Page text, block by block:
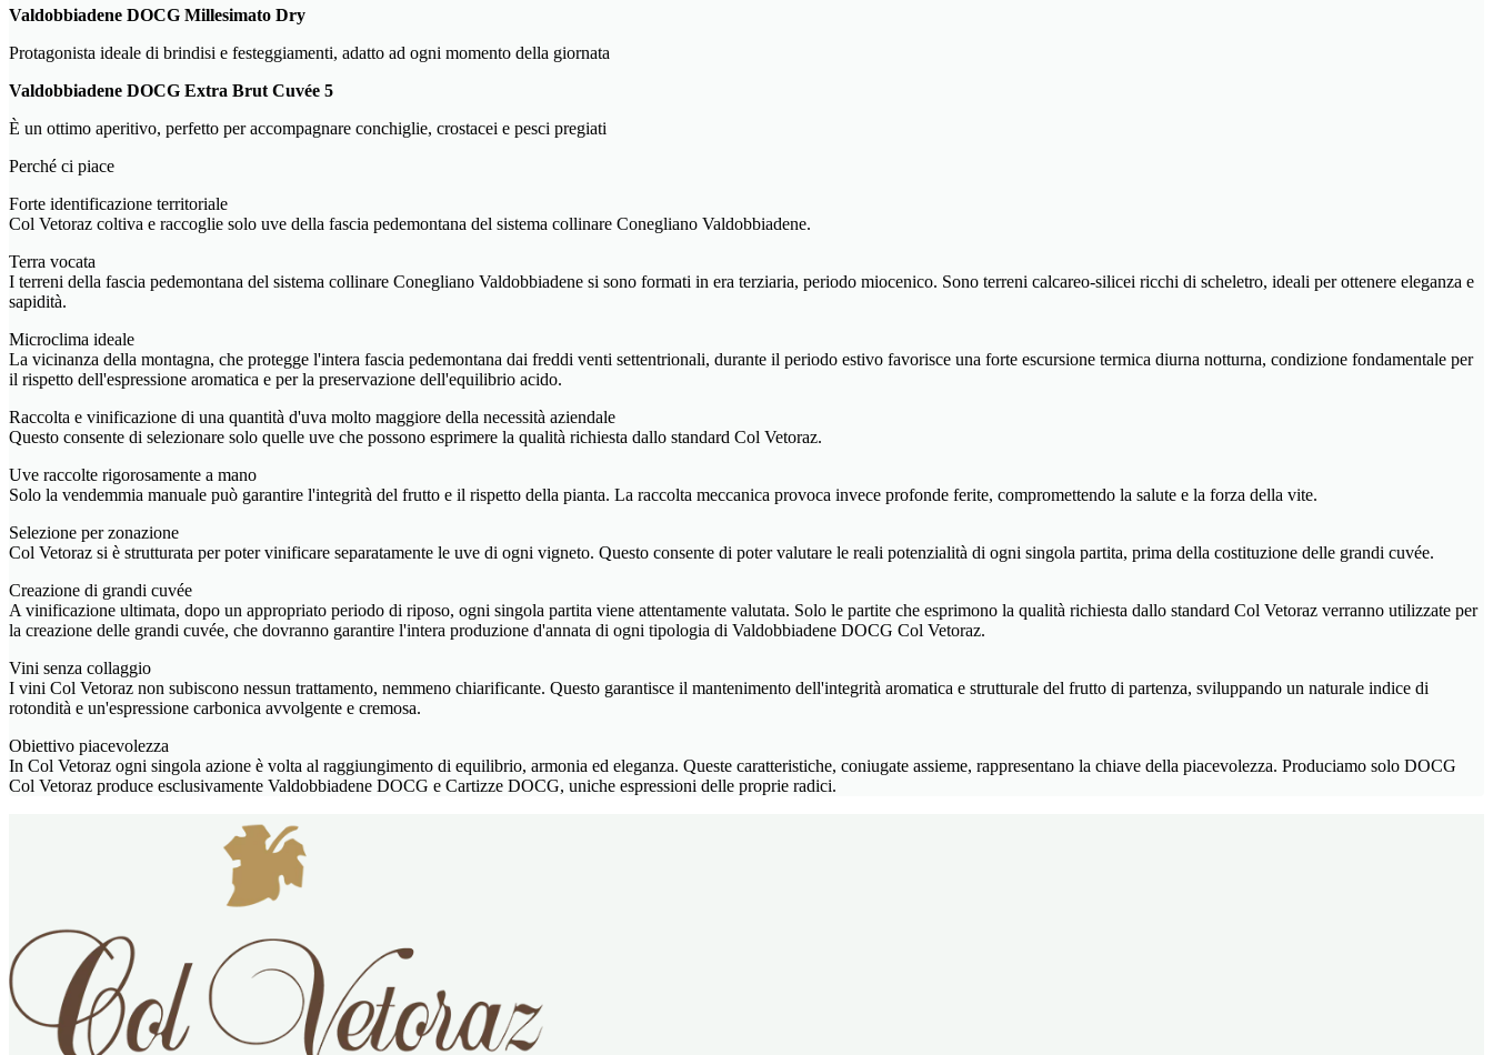
Valdobbiadene DOCG Millesimato Dry
Protagonista ideale di brindisi e festeggiamenti, adatto ad ogni momento della giornata
Valdobbiadene DOCG Extra Brut Cuvée 5
È un ottimo aperitivo, perfetto per accompagnare conchiglie, crostacei e pesci pregiati
Perché ci piace
Forte identificazione territoriale
Col Vetoraz coltiva e raccoglie solo uve della fascia pedemontana del sistema collinare Conegliano Valdobbiadene.
Terra vocata
I terreni della fascia pedemontana del sistema collinare Conegliano Valdobbiadene si sono formati in era terziaria, periodo miocenico. Sono terreni calcareo-silicei ricchi di scheletro, ideali per ottenere eleganza e
sapidità.
Microclima ideale
La vicinanza della montagna, che protegge l'intera fascia pedemontana dai freddi venti settentrionali, durante il periodo estivo favorisce una forte escursione termica diurna notturna, condizione fondamentale per
il rispetto dell'espressione aromatica e per la preservazione dell'equilibrio acido.
Raccolta e vinificazione di una quantità d'uva molto maggiore della necessità aziendale
Questo consente di selezionare solo quelle uve che possono esprimere la qualità richiesta dallo standard Col Vetoraz.
Uve raccolte rigorosamente a mano
Solo la vendemmia manuale può garantire l'integrità del frutto e il rispetto della pianta. La raccolta meccanica provoca invece profonde ferite, compromettendo la salute e la forza della vite.
Selezione per zonazione
Col Vetoraz si è strutturata per poter vinificare separatamente le uve di ogni vigneto. Questo consente di poter valutare le reali potenzialità di ogni singola partita, prima della costituzione delle grandi cuvée.
Creazione di grandi cuvée
A vinificazione ultimata, dopo un appropriato periodo di riposo, ogni singola partita viene attentamente valutata. Solo le partite che esprimono la qualità richiesta dallo standard Col Vetoraz verranno utilizzate per
la creazione delle grandi cuvée, che dovranno garantire l'intera produzione d'annata di ogni tipologia di Valdobbiadene DOCG Col Vetoraz.
Vini senza collaggio
I vini Col Vetoraz non subiscono nessun trattamento, nemmeno chiarificante. Questo garantisce il mantenimento dell'integrità aromatica e strutturale del frutto di partenza, sviluppando un naturale indice di
rotondità e un'espressione carbonica avvolgente e cremosa.
Obiettivo piacevolezza
In Col Vetoraz ogni singola azione è volta al raggiungimento di equilibrio, armonia ed eleganza. Queste caratteristiche, coniugate assieme, rappresentano la chiave della piacevolezza. Produciamo solo DOCG
Col Vetoraz produce esclusivamente Valdobbiadene DOCG e Cartizze DOCG, uniche espressioni delle proprie radici.